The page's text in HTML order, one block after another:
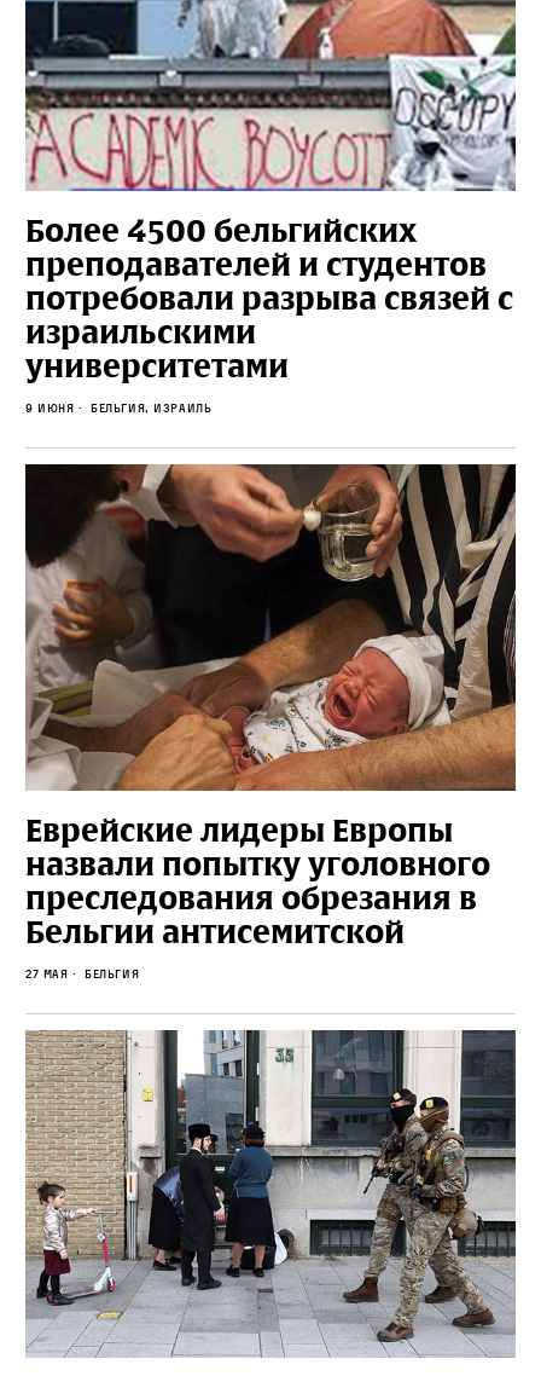
Более 4500 бельгийских
преподавателей и студентов
потребовали разрыва связей с
израильскими
университетами
9 июня Бельгия, Израиль
Еврейские лидеры Европы
назвали попытку уголовного
преследования обрезания в
Бельгии антисемитской
27 мая Бельгия